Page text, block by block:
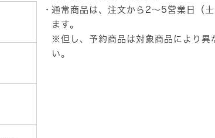
ら
う
ど
ん
通常商品は、注文から2～5営業日（
ます。
※但し、予約商品は対象商品により異
い。